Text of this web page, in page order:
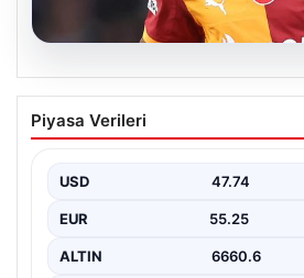
08.08.2026
Galatasaray taraftarını
Osimhen iddiası!
Piyasa Verileri
USD 47.74
EUR 55.25
ALTIN 6660.6